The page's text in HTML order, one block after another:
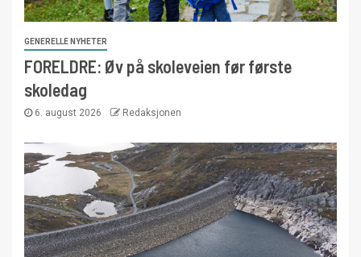
GENERELLE NYHETER
FORELDRE: Øv på skoleveien før første
skoledag
6. august 2026 Redaksjonen